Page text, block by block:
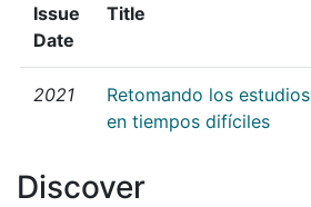
Issue
Date
Title
2021
Retomando los estudios
en tiempos difíciles
Discover